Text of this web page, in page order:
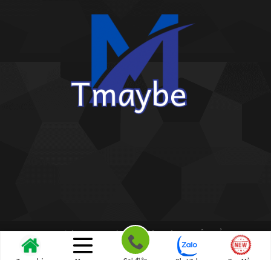
Copyright 2026 ©Kho giấy dán tường THIÊN BẢO